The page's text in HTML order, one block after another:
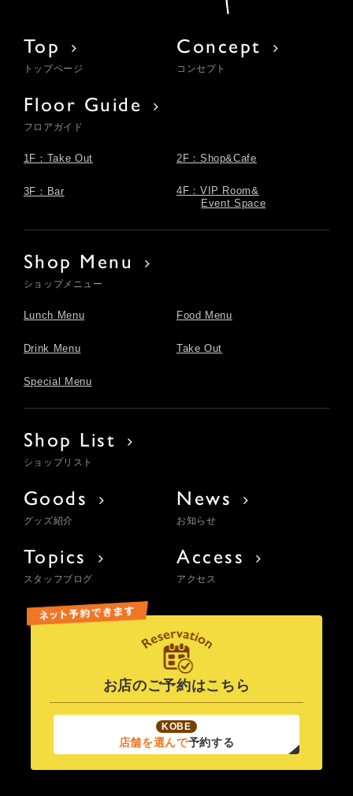
Top
トップページ
Concept
コンセプト
Floor Guide
フロアガイド
1F：Take Out 2F：Shop&Cafe
3F：Bar
4F：VIP Room&
Event Space
Shop Menu
ショップメニュー
Lunch Menu Food Menu
Drink Menu Take Out
Special Menu
Shop List
ショップリスト
Goods
グッズ紹介
News
お知らせ
Topics
スタッフブログ
Access
アクセス
お店のご予約はこちら
KOBE
店舗を選んで予約する